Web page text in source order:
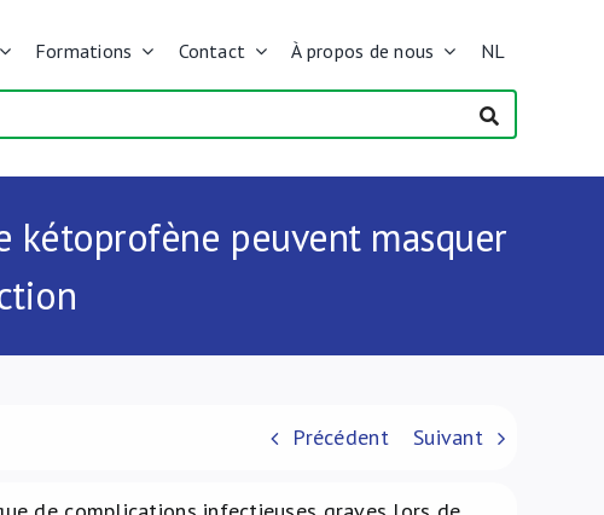
Formations Contact À propos de nous NL
kétoprofène peuvent masquer
Précédent Suivant